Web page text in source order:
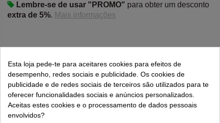
Lembre-se de usar "PROMO" para obter um desconto
extra de 5%. Mais informações
88,00 €
Adicionar ao carrinho
Esta loja pede-te para aceitares cookies para efeitos de
desempenho, redes sociais e publicidade. Os cookies de
publicidade e de redes sociais de terceiros são utilizados para te
oferecer funcionalidades sociais e anúncios personalizados.
Aceitas estes cookies e o processamento de dados pessoais
envolvidos?